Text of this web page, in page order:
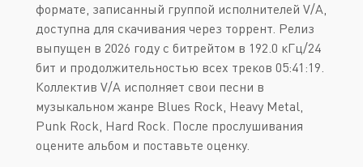
формате, записанный группой исполнителей V/A,
доступна для скачивания через торрент. Релиз
выпущен в 2026 году с битрейтом в 192.0 кГц/24
бит и продолжительностью всех треков 05:41:19.
Коллектив V/A исполняет свои песни в
музыкальном жанре Blues Rock, Heavy Metal,
Punk Rock, Hard Rock. После прослушивания
оцените альбом и поставьте оценку.